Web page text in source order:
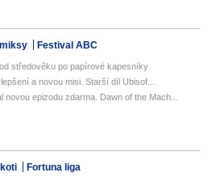
Festival ABC
středověku po papírové kapesníky
a novou misi. Starší díl Ubisof...
novou epizodu zdarma. Dawn of the Mach...
Fortuna liga